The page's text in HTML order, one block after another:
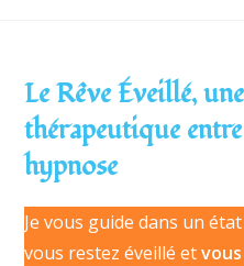
Le Rêve Éveillé,
thérapeutique
hypnose
Je vous guide dans un
vous restez éveillé et